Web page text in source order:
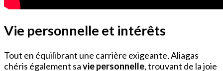
Vie personnelle et intérêts
Tout en équilibrant une carrière exigeante, Aliagas
chéris également savie personnelle, trouvant de la joie